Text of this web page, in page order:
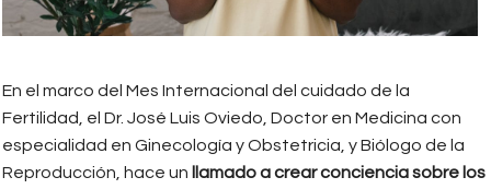
En el marco del Mes Internacional del cuidado de la
Fertilidad, el Dr. José Luis Oviedo, Doctor en Medicina con
especialidad en Ginecología y Obstetricia, y Biólogo de la
Reproducción, hace un llamado a crear conciencia sobre los